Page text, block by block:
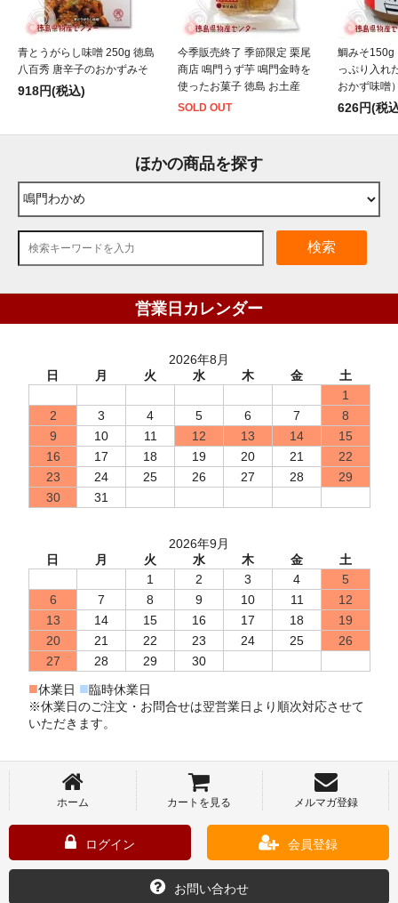
青とうがらし味噌 250g 徳島
八百秀 唐辛子のおかずみそ
918円(税込)
今季販売終了 季節限定 栗尾
商店 鳴門うず芋 鳴門金時を
使ったお菓子 徳島 お土産
SOLD OUT
鯛みそ150g
っぷり入れ
おかず味噌
626円(税
ほかの商品を探す
検索
営業日カレンダー
2026年8月
日
月 火 水 木 金
土
1
2
3 4 5 6 7
8
9
10 11 12 13 14
15
16
17 18 19 20 21
22
23
24 25 26 27 28
29
30
31
2026年9月
日
月 火 水 木 金
土
1
2 3 4
5
6
7 8 9 10 11
12
13
14 15 16 17 18
19
20
21 22 23 24 25
26
27
28 29 30
■休業日 ■臨時休業日
※休業日のご注文・お問合せは翌営業日より順次対応させて
いただきます。
ホーム カートを見る メルマガ登録
ログイン 会員登録
お問い合わせ